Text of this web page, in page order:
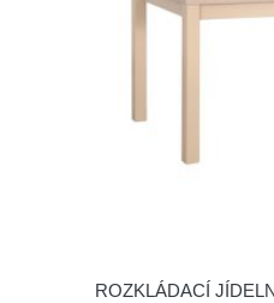
ROZKLÁDACÍ